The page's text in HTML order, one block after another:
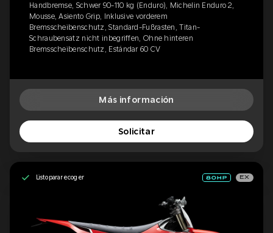
Handbremse, Schwer 90-110 kg (Enduro), Michelin Enduro 2,
Mousse, Asiento Grip, Inklusive vorderem
Bremsscheibenschutz, Standard-Fußrasten, Titan-
Schraubensatz nicht inbegriffen, Ohne hinteren
Bremsscheibenschutz, Estándar 60 CV
Más información
Solicitar
Listo para recoger EX